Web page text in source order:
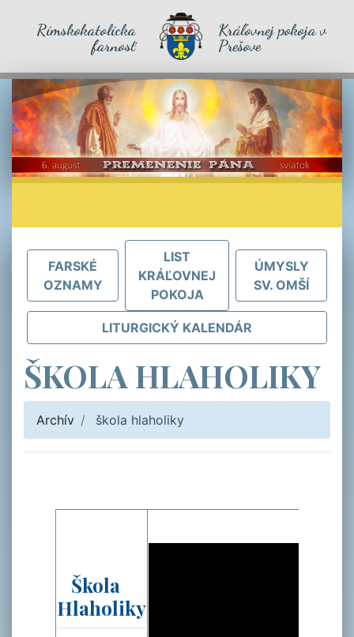
Rímskokatolícka
farnosť
Kráľovnej pokoja v
Prešove
FARSKÉ
OZNAMY
LIST
KRÁĽOVNEJ
POKOJA
ÚMYSLY
SV. OMŠÍ
LITURGICKÝ KALENDÁR
ŠKOLA HLAHOLIKY
Archív škola hlaholiky
Škola
Hlaholiky